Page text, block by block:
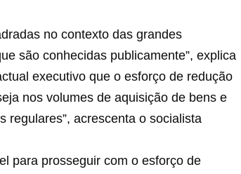
no contexto das grandes
são conhecidas publicamente”, explica
executivo que o esforço de redução
nos volumes de aquisição de bens e
regulares”, acrescenta o socialista
para prosseguir com o esforço de